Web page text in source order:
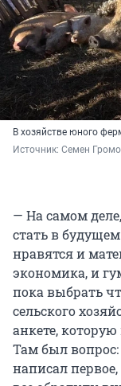
В хозяйстве юного
Источник: Семен
— На самом
стать в
нравятся и
экономика, и
пока выбрать
сельского
анкете,
Там был
написал